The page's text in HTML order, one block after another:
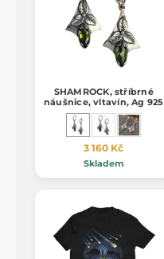
SHAMROCK, stříbrné
náušnice, vltavín, Ag 925
3 160 Kč
Skladem